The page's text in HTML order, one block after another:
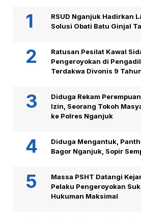
RSUD Nganjuk Hadirkan
Solusi Obati Batu Ginjal
Ratusan Pesilat Kawal
Pengeroyokan di
Terdakwa Divonis 9
Diduga Rekam
Izin, Seorang Tokoh
ke Polres Nganjuk
Diduga Mengantuk,
Bagor Nganjuk, Sopir
Massa PSHT Datangi
Pelaku Pengeroyokan
Hukuman Maksimal